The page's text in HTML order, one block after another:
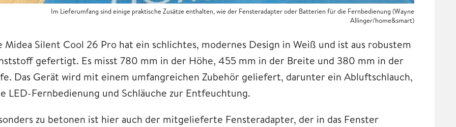
Im Lieferumfang sind einige praktische Zusätze enthalten, wie der Fensteradapter oder Batterien für die Fernbedienung (Wayne
Allinger/home&smart)
Midea Silent Cool 26 Pro hat ein schlichtes, modernes Design in Weiß und ist aus robustem
gefertigt. Es misst 780 mm in der Höhe, 455 mm in der Breite und 380 mm in der
Das Gerät wird mit einem umfangreichen Zubehör geliefert, darunter ein Abluftschlauch,
LED-Fernbedienung und Schläuche zur Entfeuchtung.
zu betonen ist hier auch der mitgelieferte Fensteradapter, der in das Fenster